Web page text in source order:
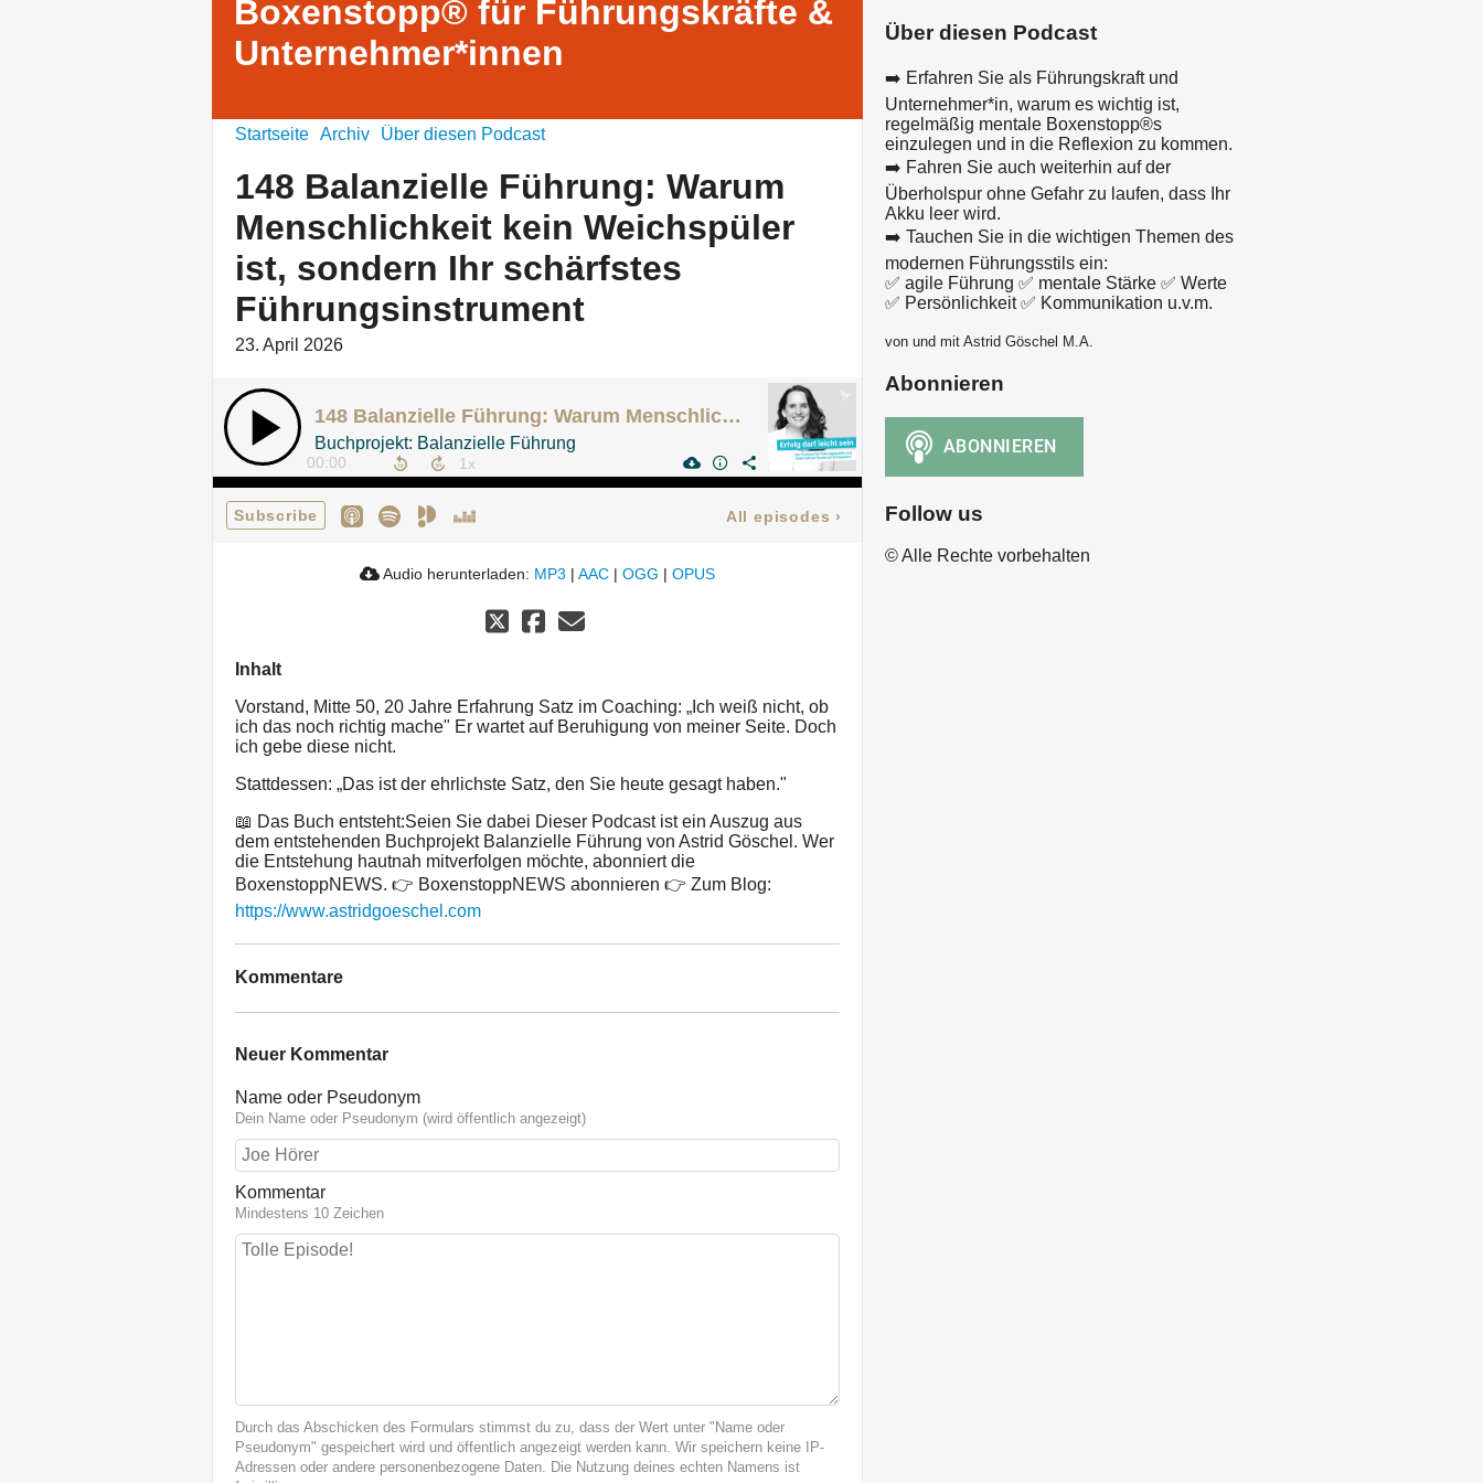
Boxenstopp® für Führungskräfte &
Unternehmer*innen
Startseite Archiv Über diesen Podcast
148 Balanzielle Führung: Warum
Menschlichkeit kein Weichspüler
ist, sondern Ihr schärfstes
Führungsinstrument
23. April 2026
148 Balanzielle Führung: Warum Menschlichkeit kein Weichspüler ist, sondern Ihr schärfstes Führungsinstrument
Buchprojekt: Balanzielle Führung
00:00
Subscribe All episodes ›
Audio herunterladen: MP3 | AAC | OGG | OPUS
Inhalt
Vorstand, Mitte 50, 20 Jahre Erfahrung Satz im Coaching: „Ich weiß nicht, ob
ich das noch richtig mache" Er wartet auf Beruhigung von meiner Seite. Doch
ich gebe diese nicht.
Stattdessen: „Das ist der ehrlichste Satz, den Sie heute gesagt haben."
📖 Das Buch entsteht:Seien Sie dabei Dieser Podcast ist ein Auszug aus
dem entstehenden Buchprojekt Balanzielle Führung von Astrid Göschel. Wer
die Entstehung hautnah mitverfolgen möchte, abonniert die
BoxenstoppNEWS. 👉 BoxenstoppNEWS abonnieren 👉 Zum Blog:
https://www.astridgoeschel.com
Kommentare
Neuer Kommentar
Name oder Pseudonym
Dein Name oder Pseudonym (wird öffentlich angezeigt)
Kommentar
Mindestens 10 Zeichen
Durch das Abschicken des Formulars stimmst du zu, dass der Wert unter "Name oder
Pseudonym" gespeichert wird und öffentlich angezeigt werden kann. Wir speichern keine IP-
Adressen oder andere personenbezogene Daten. Die Nutzung deines echten Namens ist
Über diesen Podcast
➡️ Erfahren Sie als Führungskraft und
Unternehmer*in, warum es wichtig ist,
regelmäßig mentale Boxenstopp®s
einzulegen und in die Reflexion zu kommen.
➡️ Fahren Sie auch weiterhin auf der
Überholspur ohne Gefahr zu laufen, dass Ihr
Akku leer wird.
➡️ Tauchen Sie in die wichtigen Themen des
modernen Führungsstils ein:
✅ agile Führung ✅ mentale Stärke ✅ Werte
✅ Persönlichkeit ✅ Kommunikation u.v.m.
von und mit Astrid Göschel M.A.
Abonnieren
Follow us
© Alle Rechte vorbehalten